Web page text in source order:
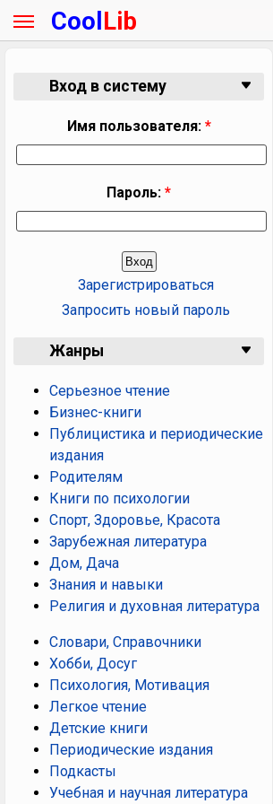
Cool Lib
Вход в систему
Имя пользователя: *
Пароль: *
Зарегистрироваться
Запросить новый пароль
Жанры
Серьезное чтение
Бизнес-книги
Публицистика и периодические
издания
Родителям
Книги по психологии
Спорт, Здоровье, Красота
Зарубежная литература
Дом, Дача
Знания и навыки
Религия и духовная литература
Словари, Справочники
Хобби, Досуг
Психология, Мотивация
Легкое чтение
Детские книги
Периодические издания
Подкасты
Учебная и научная литература